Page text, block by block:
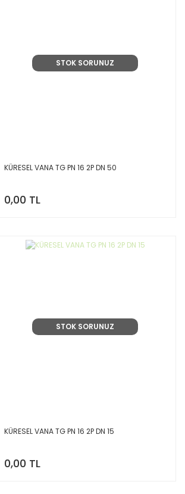
STOK SORUNUZ
KÜRESEL VANA TG PN 16 2P DN 50
0,00 TL
STOK SORUNUZ
KÜRESEL VANA TG PN 16 2P DN 15
0,00 TL